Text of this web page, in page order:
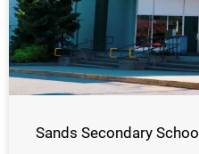
Sands Secondary School